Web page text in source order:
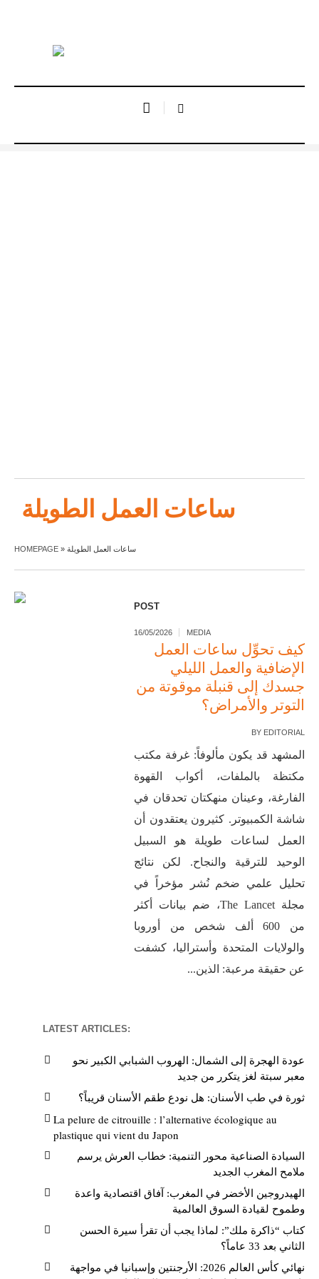
ساعات العمل الطويلة
HOMEPAGE » ساعات العمل الطويلة
POST
16/05/2026 MEDIA
كيف تحوِّل ساعات العمل
الإضافية والعمل الليلي
جسدك إلى قنبلة موقوتة من
التوتر والأمراض؟
BY EDITORIAL
المشهد قد يكون مألوفاً: غرفة مكتب
مكتظة بالملفات، أكواب القهوة
الفارغة، وعينان منهكتان تحدقان في
شاشة الكمبيوتر. كثيرون يعتقدون أن
العمل لساعات طويلة هو السبيل
الوحيد للترقية والنجاح. لكن نتائج
تحليل علمي ضخم نُشر مؤخراً في
مجلة The Lancet، ضم بيانات أكثر
من 600 ألف شخص من أوروبا
والولايات المتحدة وأستراليا، كشفت
عن حقيقة مرعبة: الذين...
LATEST ARTICLES:
عودة الهجرة إلى الشمال: الهروب الشبابي الكبير نحو
معبر سبتة لغز يتكرر من جديد
ثورة في طب الأسنان: هل نودع طقم الأسنان قريباً؟
La pelure de citrouille : l’alternative écologique au
plastique qui vient du Japon
السيادة الصناعية محور التنمية: خطاب العرش يرسم
ملامح المغرب الجديد
الهيدروجين الأخضر في المغرب: آفاق اقتصادية واعدة
وطموح لقيادة السوق العالمية
كتاب “ذاكرة ملك”: لماذا يجب أن تقرأ سيرة الحسن
الثاني بعد 33 عاماً؟
نهائي كأس العالم 2026: الأرجنتين وإسبانيا في مواجهة